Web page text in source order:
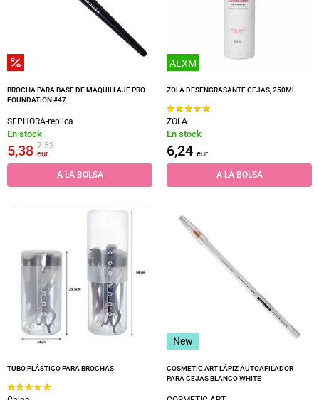
BROCHA PARA BASE DE MAQUILLAJE PRO
FOUNDATION #47
SEPHORA-replica
En stock
5,38 7,53
eur
A LA BOLSA
ALXM
ZOLA DESENGRASANTE CEJAS, 250ML
ZOLA
En stock
6,24 eur
A LA BOLSA
TUBO PLÁSTICO PARA BROCHAS
New
COSMETIC ART LÁPIZ AUTOAFILADOR
PARA CEJAS BLANCO WHITE